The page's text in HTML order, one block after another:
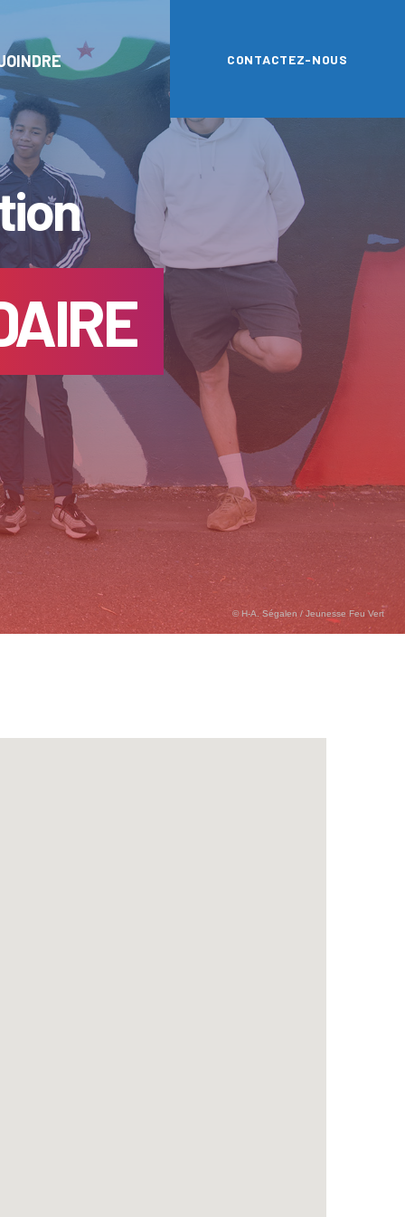
CONTACTEZ-NOUS
© H-A. Ségalen / Jeunesse Feu Vert